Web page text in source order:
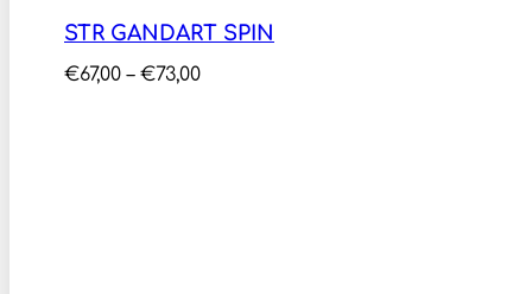
STR GANDART SPIN
€67,00 – €73,00Price